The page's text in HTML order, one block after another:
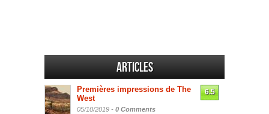
Articles
Premières impressions de The
West
05/10/2019 - 0 Comments
6.5